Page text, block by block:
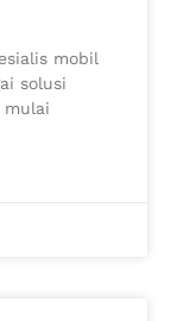
mobil
solusi
mulai